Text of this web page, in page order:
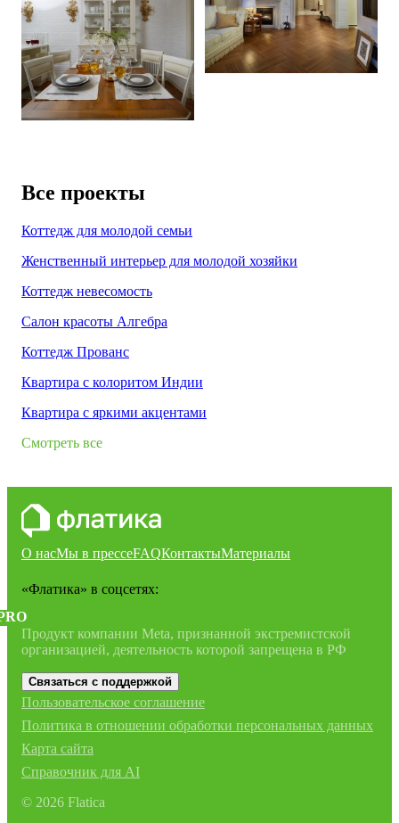
Все проекты
Коттедж для молодой семьи
Женственный интерьер для молодой хозяйки
Коттедж невесомость
Салон красоты Алгебра
Коттедж Прованс
Квартира с колоритом Индии
Квартира с яркими акцентами
Смотреть все
О насМы в прессеFAQКонтактыМатериалы
«Флатика» в соцсетях:
Продукт компании Meta, признанной экстремистской
организацией, деятельность которой запрещена в РФ
Связаться с поддержкой
Пользовательское соглашение
Политика в отношении обработки персональных данных
Карта сайта
Справочник для AI
© 2026 Flatica